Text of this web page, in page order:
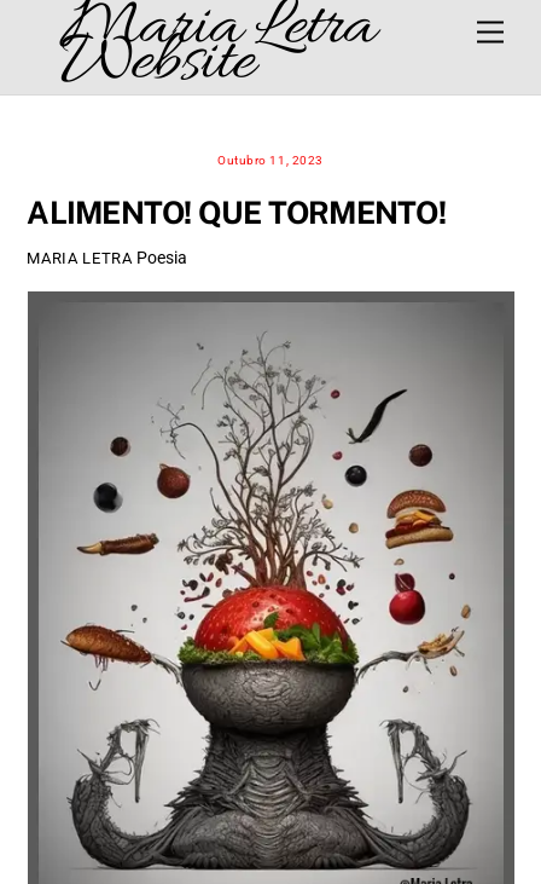
content
Maria Letra
Website
Outubro 11, 2023
ALIMENTO! QUE TORMENTO!
MARIA LETRA Poesia